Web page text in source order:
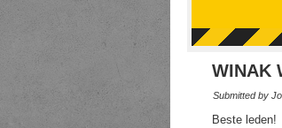
WINAK
Submitted by
Beste leden!